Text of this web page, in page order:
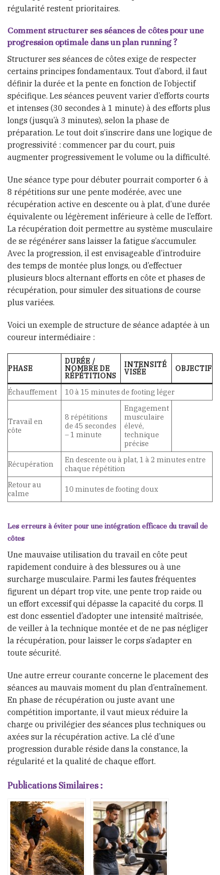
régularité restent prioritaires.
Comment structurer ses séances de côtes pour une
progression optimale dans un plan running ?
Structurer ses séances de côtes exige de respecter
certains principes fondamentaux. Tout d’abord, il faut
définir la durée et la pente en fonction de l’objectif
spécifique. Les séances peuvent varier d’efforts courts
et intenses (30 secondes à 1 minute) à des efforts plus
longs (jusqu’à 3 minutes), selon la phase de
préparation. Le tout doit s’inscrire dans une logique de
progressivité : commencer par du court, puis
augmenter progressivement le volume ou la difficulté.
Une séance type pour débuter pourrait comporter 6 à
8 répétitions sur une pente modérée, avec une
récupération active en descente ou à plat, d’une durée
équivalente ou légèrement inférieure à celle de l’effort.
La récupération doit permettre au système musculaire
de se régénérer sans laisser la fatigue s’accumuler.
Avec la progression, il est envisageable d’introduire
des temps de montée plus longs, ou d’effectuer
plusieurs blocs alternant efforts en côte et phases de
récupération, pour simuler des situations de course
plus variées.
Voici un exemple de structure de séance adaptée à un
coureur intermédiaire :
PHASE
DURÉE /
NOMBRE DE
RÉPÉTITIONS
INTENSITÉ
VISÉE OBJECTIF
Échauffement 10 à 15 minutes de footing léger
Travail en
côte
8 répétitions
de 45 secondes
– 1 minute
Engagement
musculaire
élevé,
technique
précise
Récupération
En descente ou à plat, 1 à 2 minutes entre
chaque répétition
Retour au
calme
10 minutes de footing doux
Les erreurs à éviter pour une intégration efficace du travail de
côtes
Une mauvaise utilisation du travail en côte peut
rapidement conduire à des blessures ou à une
surcharge musculaire. Parmi les fautes fréquentes
figurent un départ trop vite, une pente trop raide ou
un effort excessif qui dépasse la capacité du corps. Il
est donc essentiel d’adopter une intensité maîtrisée,
de veiller à la technique montée et de ne pas négliger
la récupération, pour laisser le corps s’adapter en
toute sécurité.
Une autre erreur courante concerne le placement des
séances au mauvais moment du plan d’entraînement.
En phase de récupération ou juste avant une
compétition importante, il vaut mieux réduire la
charge ou privilégier des séances plus techniques ou
axées sur la récupération active. La clé d’une
progression durable réside dans la constance, la
régularité et la qualité de chaque effort.
Publications Similaires :